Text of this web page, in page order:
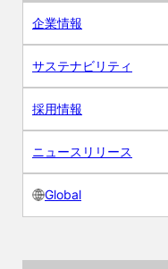
企業情報
サステナビリティ
採用情報
ニュースリリース
Global